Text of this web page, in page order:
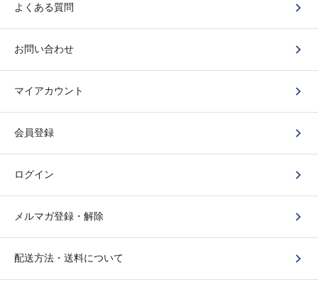
よくある質問
お問い合わせ
マイアカウント
会員登録
ログイン
メルマガ登録・解除
配送方法・送料について